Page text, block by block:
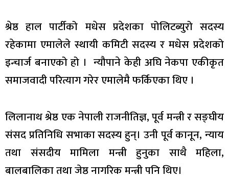
श्रेष्ठ हाल पार्टीको मधेस प्रदेशका पोलिटब्युरो सदस्य
रहेकामा एमालेले स्थायी कमिटी सदस्य र मधेस प्रदेशको
इन्चार्ज बनाएको हो । न्यौपाने केही अघि नेकपा एकीकृत
समाजवादी परित्याग गरेर एमालेमै फर्किएका थिए ।
लिलानाथ श्रेष्ठ एक नेपाली राजनीतिज्ञ, पूर्व मन्त्री र सङ्घीय
संसद प्रतिनिधि सभाका सदस्य हुन्। उनी पूर्व कानून, न्याय
तथा संसदीय मामिला मन्त्री हुनुका साथै महिला,
बालबालिका तथा जेष्ठ नागरिक मन्त्री पनि थिए।